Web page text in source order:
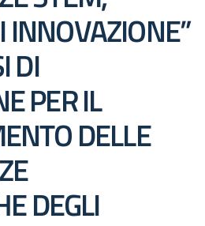
INNOVAZIONE”
DI
PER IL
DELLE
DEGLI